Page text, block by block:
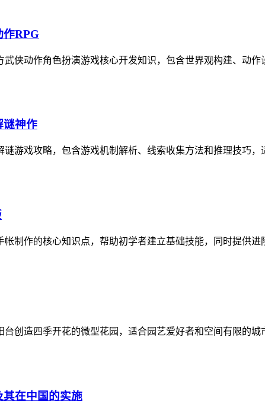
作RPG
武侠动作角色扮演游戏核心开发知识，包含世界观构建、动
谜神作
谜游戏攻略，包含游戏机制解析、线索收集方法和推理技巧
帐制作的核心知识点，帮助初学者建立基础技能，同时提供
台创造四季开花的微型花园，适合园艺爱好者和空间有限的
在中国的实施